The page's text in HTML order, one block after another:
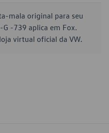
mala original para seu
-739 aplica em Fox.
virtual oficial da VW.